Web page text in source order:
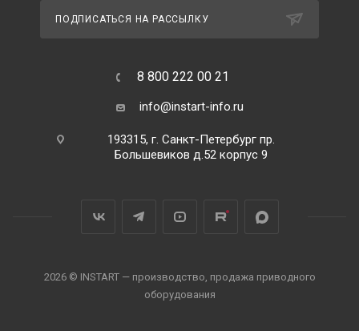
ПОДПИСАТЬСЯ НА РАССЫЛКУ
8 800 222 00 21
info@instart-info.ru
193315, г. Санкт-Петербург пр.
Большевиков д.52 корпус 9
2026 © INSTART — производство, продажа приводного
оборудования